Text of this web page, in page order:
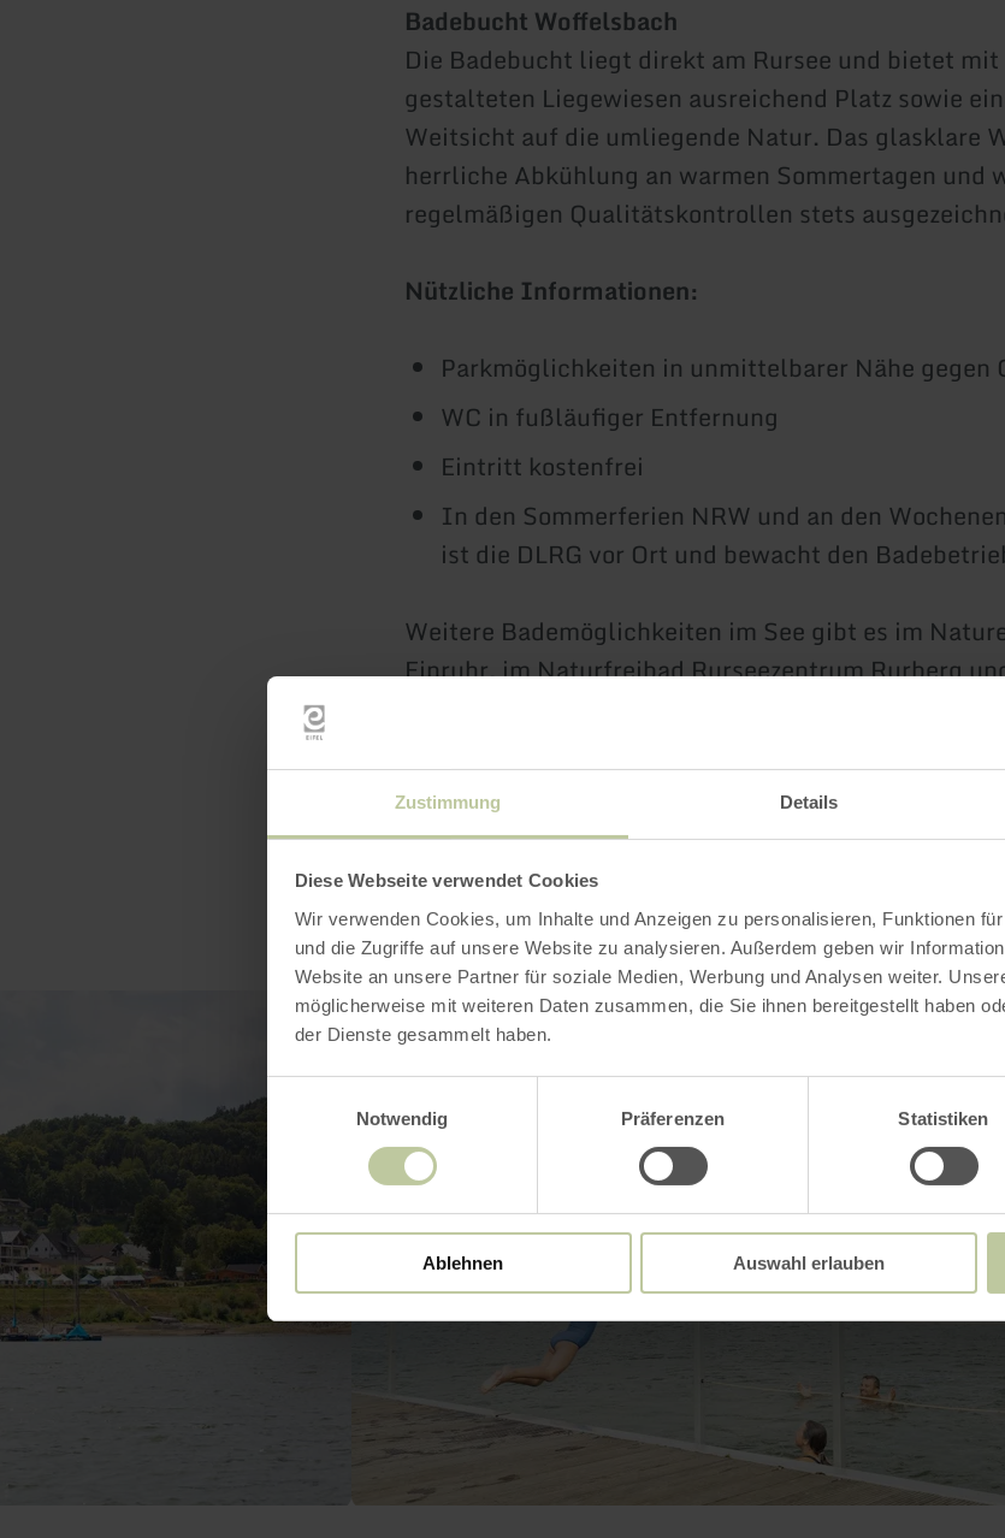
Zustimmung Details
Diese Webseite verwendet Cookies
Wir verwenden Cookies, um Inhalte und Anzeigen zu personalisieren, Funktionen
und die Zugriffe auf unsere Website zu analysieren. Außerdem geben wir
Website an unsere Partner für soziale Medien, Werbung und Analysen weiter.
möglicherweise mit weiteren Daten zusammen, die Sie ihnen bereitgestellt haben
der Dienste gesammelt haben.
Notwendig
Präferenzen Statistiken
Ablehnen Auswahl erlauben
Badebucht Woffelsbach
Die Badebucht liegt direkt am Rursee und bietet
gestalteten Liegewiesen ausreichend Platz sowie
Weitsicht auf die umliegende Natur. Das glasklare
herrliche Abkühlung an warmen Sommertagen und
regelmäßigen Qualitätskontrollen stets
Nützliche Informationen:
Parkmöglichkeiten in unmittelbarer Nähe gegen
WC in fußläufiger Entfernung
Eintritt kostenfrei
In den Sommerferien NRW und an den
ist die DLRG vor Ort und bewacht den
Weitere Bademöglichkeiten im See gibt es im
Einruhr, im Naturfreibad Rurseezentrum Rurberg